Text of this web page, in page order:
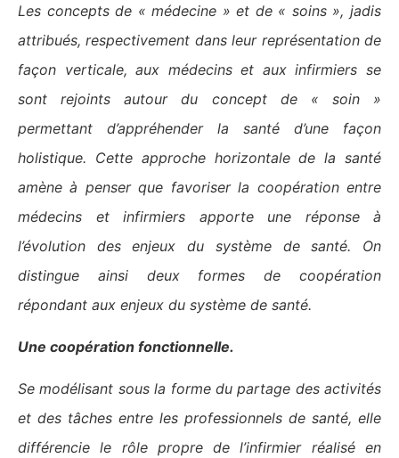
Les concepts de « médecine » et de « soins », jadis
attribués, respectivement dans leur représentation de
façon verticale, aux médecins et aux infirmiers se
sont rejoints autour du concept de « soin »
permettant d’appréhender la santé d’une façon
holistique. Cette approche horizontale de la santé
amène à penser que favoriser la coopération entre
médecins et infirmiers apporte une réponse à
l’évolution des enjeux du système de santé. On
distingue ainsi deux formes de coopération
répondant aux enjeux du système de santé.
Une coopération fonctionnelle.
Se modélisant sous la forme du partage des activités
et des tâches entre les professionnels de santé, elle
différencie le rôle propre de l’infirmier réalisé en